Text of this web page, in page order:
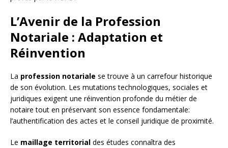
L’Avenir de la Profession
Notariale : Adaptation et
Réinvention
La profession notariale se trouve à un carrefour historique
de son évolution. Les mutations technologiques, sociales et
juridiques exigent une réinvention profonde du métier de
notaire tout en préservant son essence fondamentale:
l’authentification des actes et le conseil juridique de proximité.
Le maillage territorial des études connaîtra des